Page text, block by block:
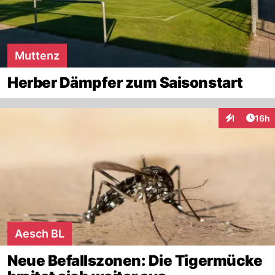
Muttenz
Herber Dämpfer zum Saisonstart
1 16h
Aesch BL
Neue Befallszonen: Die Tigermücke